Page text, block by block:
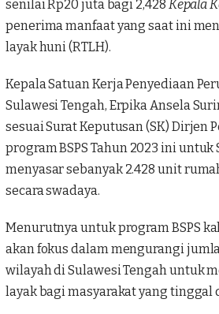
senilai Rp20 juta bagi 2,428 Kepala
penerima manfaat yang saat ini
layak huni (RTLH).
Kepala Satuan Kerja Penyediaan
Sulawesi Tengah, Erpika Ansela
sesuai Surat Keputusan (SK) Dirjen
programBSPS Tahun 2023 ini untuk
menyasar sebanyak 2.428 unit
secara swadaya.
Menurutnya untuk program BSPS
akan fokus dalam mengurangi
wilayah di Sulawesi Tengah untuk
layak bagi masyarakat yang tinggal